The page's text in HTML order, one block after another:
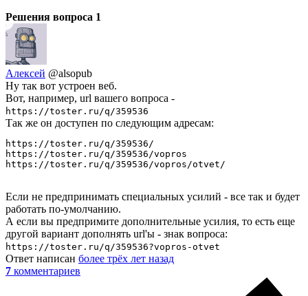
Решения вопроса 1
Алексей @alsopub
Ну так вот устроен веб.
Вот, например, url вашего вопроса -
https://toster.ru/q/359536
Так же он доступен по следующим адресам:
https://toster.ru/q/359536/
https://toster.ru/q/359536/vopros
https://toster.ru/q/359536/vopros/otvet/
Если не предпринимать специальных усилий - все так и будет
работать по-умолчанию.
А если вы предпримите дополнительные усилия, то есть еще
другой вариант дополнять url'ы - знак вопроса:
https://toster.ru/q/359536?vopros-otvet
Ответ написан более трёх лет назад
7 комментариев